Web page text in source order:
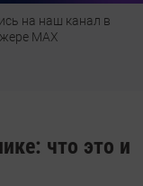
2026:
для гостиной,
что это и